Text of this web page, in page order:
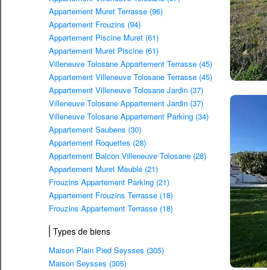
Appartement Muret Terrasse (96)
Appartement Frouzins (94)
Appartement Piscine Muret (61)
Appartement Muret Piscine (61)
Villeneuve Tolosane Appartement Terrasse (45)
Appartement Villeneuve Tolosane Terrasse (45)
Appartement Villeneuve Tolosane Jardin (37)
Villeneuve Tolosane Appartement Jardin (37)
Villeneuve Tolosane Appartement Parking (34)
Appartement Saubens (30)
Appartement Roquettes (28)
Appartement Balcon Villeneuve Tolosane (28)
Appartement Muret Meublé (21)
Frouzins Appartement Parking (21)
Appartement Frouzins Terrasse (18)
Frouzins Appartement Terrasse (18)
Types de biens
Maison Plain Pied Seysses (305)
Maison Seysses (305)